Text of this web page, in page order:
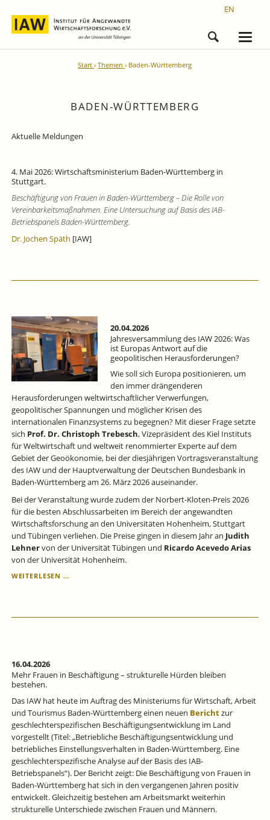
EN
Start Themen Baden-Württemberg
BADEN-WÜRTTEMBERG
Aktuelle Meldungen
4. Mai 2026: Wirtschaftsministerium Baden-Württemberg in
Stuttgart.
Beschäftigung von Frauen in Baden-Württemberg – Die Rolle von
Vereinbarkeitsmaßnahmen. Eine Untersuchung auf Basis des IAB-
Betriebspanels Baden-Württemberg.
Dr. Jochen Späth [IAW]
20.04.2026
Jahresversammlung des IAW 2026: Was
ist Europas Antwort auf die
geopolitischen Herausforderungen?
Wie soll sich Europa positionieren, um
den immer drängenderen
Herausforderungen weltwirtschaftlicher Verwerfungen,
geopolitischer Spannungen und möglicher Krisen des
internationalen Finanzsystems zu begegnen? Mit dieser Frage setzte
sich Prof. Dr. Christoph Trebesch, Vizepräsident des Kiel Instituts
für Weltwirtschaft und weltweit renommierter Experte auf dem
Gebiet der Geoökonomie, bei der diesjährigen Vortragsveranstaltung
des IAW und der Hauptverwaltung der Deutschen Bundesbank in
Baden-Württemberg am 26. März 2026 auseinander.
Bei der Veranstaltung wurde zudem der Norbert-Kloten-Preis 2026
für die besten Abschlussarbeiten im Bereich der angewandten
Wirtschaftsforschung an den Universitäten Hohenheim, Stuttgart
und Tübingen verliehen. Die Preise gingen in diesem Jahr an Judith
Lehnervon der Universität Tübingen und Ricardo Acevedo Arias
von der Universität Hohenheim.
WEITERLESEN …
WAS
DIE
16.04.2026
Mehr Frauen in Beschäftigung – strukturelle Hürden bleiben
bestehen.
Das IAW hat heute im Auftrag des Ministeriums für Wirtschaft, Arbeit
und Tourismus Baden-Württemberg einen neuen Berichtzur
geschlechterspezifischen Beschäftigungsentwicklung im Land
vorgestellt (Titel: „Betriebliche Beschäftigungsentwicklung und
betriebliches Einstellungsverhalten in Baden-Württemberg. Eine
geschlechterspezifische Analyse auf der Basis des IAB-
Betriebspanels“). Der Bericht zeigt: Die Beschäftigung von Frauen in
Baden-Württemberg hat sich in den vergangenen Jahren positiv
entwickelt. Gleichzeitig bestehen am Arbeitsmarkt weiterhin
strukturelle Unterschiede zwischen Frauen und Männern.